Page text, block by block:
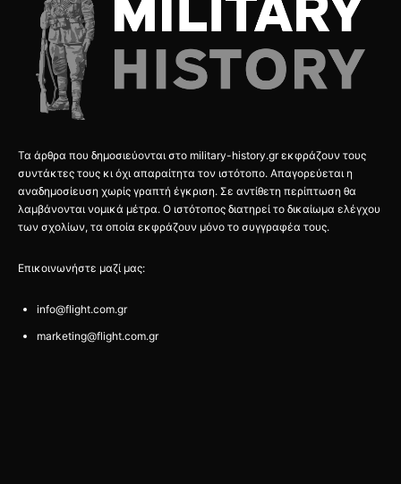
Τα άρθρα που δημοσιεύονται στο military-history.gr εκφράζουν τους
συντάκτες τους κι όχι απαραίτητα τον ιστότοπο. Απαγορεύεται η
αναδημοσίευση χωρίς γραπτή έγκριση. Σε αντίθετη περίπτωση θα
λαμβάνονται νομικά μέτρα. Ο ιστότοπος διατηρεί το δικαίωμα ελέγχου
των σχολίων, τα οποία εκφράζουν μόνο το συγγραφέα τους.
Επικοινωνήστε μαζί μας:
info@flight.com.gr
marketing@flight.com.gr